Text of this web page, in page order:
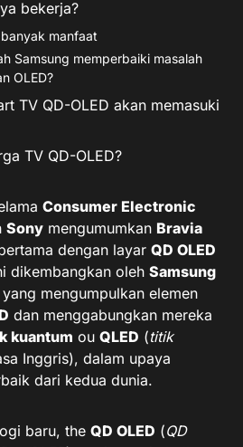
bekerja?
manfaat
Samsung memperbaiki masalah
OLED?
TV QD-OLED akan memasuki
TV QD-OLED?
Consumer Electronic
Sony mengumumkan Bravia
dengan layar QD OLED
dikembangkan oleh Samsung
mengumpulkan elemen
dan menggabungkan mereka
kuantum ou QLED (titik
Inggris), dalam upaya
dari kedua dunia.
baru, the QD OLED (QD